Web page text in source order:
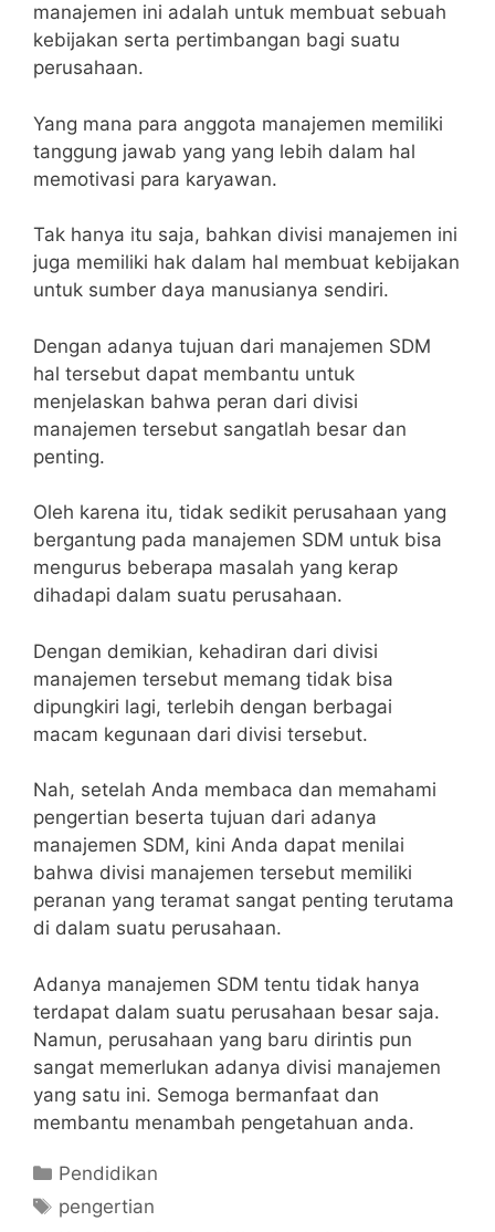
manajemen ini adalah untuk membuat sebuah
kebijakan serta pertimbangan bagi suatu
perusahaan.
Yang mana para anggota manajemen memiliki
tanggung jawab yang yang lebih dalam hal
memotivasi para karyawan.
Tak hanya itu saja, bahkan divisi manajemen ini
juga memiliki hak dalam hal membuat kebijakan
untuk sumber daya manusianya sendiri.
Dengan adanya tujuan dari manajemen SDM
hal tersebut dapat membantu untuk
menjelaskan bahwa peran dari divisi
manajemen tersebut sangatlah besar dan
penting.
Oleh karena itu, tidak sedikit perusahaan yang
bergantung pada manajemen SDM untuk bisa
mengurus beberapa masalah yang kerap
dihadapi dalam suatu perusahaan.
Dengan demikian, kehadiran dari divisi
manajemen tersebut memang tidak bisa
dipungkiri lagi, terlebih dengan berbagai
macam kegunaan dari divisi tersebut.
Nah, setelah Anda membaca dan memahami
pengertian beserta tujuan dari adanya
manajemen SDM, kini Anda dapat menilai
bahwa divisi manajemen tersebut memiliki
peranan yang teramat sangat penting terutama
di dalam suatu perusahaan.
Adanya manajemen SDM tentu tidak hanya
terdapat dalam suatu perusahaan besar saja.
Namun, perusahaan yang baru dirintis pun
sangat memerlukan adanya divisi manajemen
yang satu ini. Semoga bermanfaat dan
membantu menambah pengetahuan anda.
Categories
Pendidikan
Tags
pengertian